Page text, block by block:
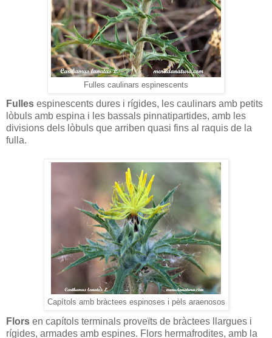
Fulles caulinars espinescents
Fulles espinescents dures i rígides, les caulinars amb petits
lòbuls amb espina i les bassals pinnatipartides, amb les
divisions dels lòbuls que arriben quasi fins al raquis de la
fulla.
Capítols amb bràctees espinoses i pèls araenosos
Flors en capítols terminals proveïts de bràctees llargues i
rígides, armades amb espines. Flors hermafrodites, amb la